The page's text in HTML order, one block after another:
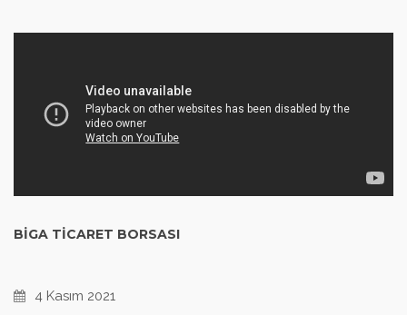
BIGA TICARET BORSASI
4 Kasım 2021